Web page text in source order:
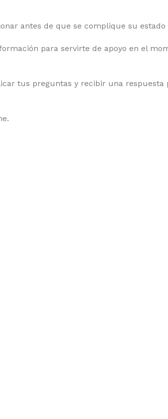
antes de que se complique su estado
para servirte de apoyo en el
tus preguntas y recibir una